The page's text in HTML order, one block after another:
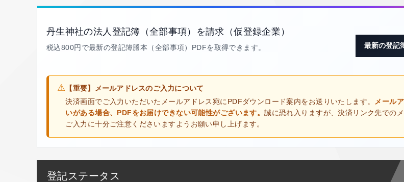
丹生神社の法人登記簿（全部事項）を請求（仮登録企業）
税込800円で最新の登記簿謄本（全部事項）PDFを取得できます。 最新の登記
⚠ 【重要】メールアドレスのご入力について
決済画面でご入力いただいたメールアドレス宛にPDFダウンロード案内をお送りいたします。 メール
いがある場合、PDFをお届けできない可能性がございます。誠に恐れ入りますが、決済リンク先での
ご入力に十分ご注意くださいますようお願い申し上げます。
登記ステータス